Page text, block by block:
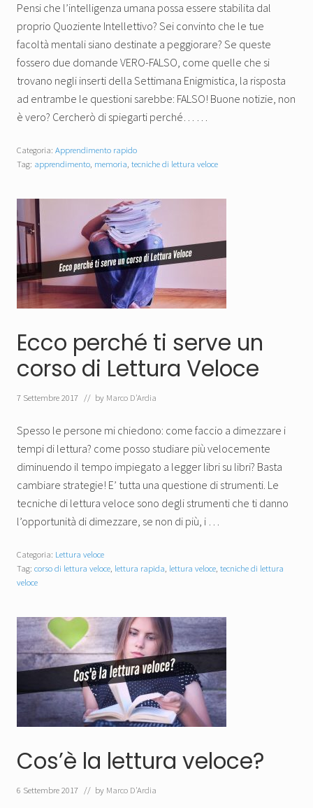
Pensi che l’intelligenza umana possa essere stabilita dal
proprio Quoziente Intellettivo? Sei convinto che le tue
facoltà mentali siano destinate a peggiorare? Se queste
fossero due domande VERO-FALSO, come quelle che si
trovano negli inserti della Settimana Enigmistica, la risposta
ad entrambe le questioni sarebbe: FALSO! Buone notizie, non
è vero? Cercherò di spiegarti perché… …
Categoria: Apprendimento rapido
Tag: apprendimento memoria tecniche di lettura veloce
Ecco perché ti serve un
corso di Lettura Veloce
7 Settembre 2017 // by Marco D'Ardia
Spesso le persone mi chiedono: come faccio a dimezzare i
tempi di lettura? come posso studiare più velocemente
diminuendo il tempo impiegato a legger libri su libri? Basta
cambiare strategie! E’ tutta una questione di strumenti. Le
tecniche di lettura veloce sono degli strumenti che ti danno
l’opportunità di dimezzare, se non di più, i …
Categoria: Lettura veloce
Tag: corso di lettura veloce lettura rapida lettura veloce tecniche di lettura
veloce
Cos’è la lettura veloce?
6 Settembre 2017 // by Marco D'Ardia